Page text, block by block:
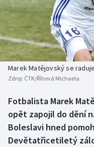
Baseball a softbal
Basketbal
Biatlon
Box
Curling
Soutěže
Historické návraty
Aplikace ČT sport
Marek Matějovský se
Zdroj: ČTK/Říhová Michaela
Fotbalista Marek
opět zapojil do dění
Boleslavi hned
Devětatřicetiletý